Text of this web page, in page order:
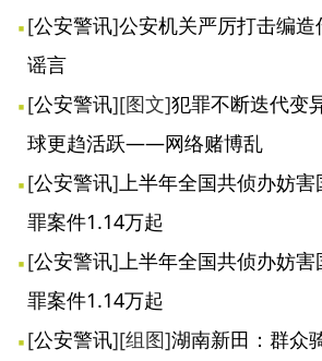
[公安警讯]公安机关严厉打击编
谣言
[公安警讯][图文]犯罪不断迭代变
球更趋活跃——网络赌博乱
[公安警讯]上半年全国共侦办妨
罪案件1.14万起
[公安警讯]上半年全国共侦办妨
罪案件1.14万起
[公安警讯][组图]湖南新田：群众